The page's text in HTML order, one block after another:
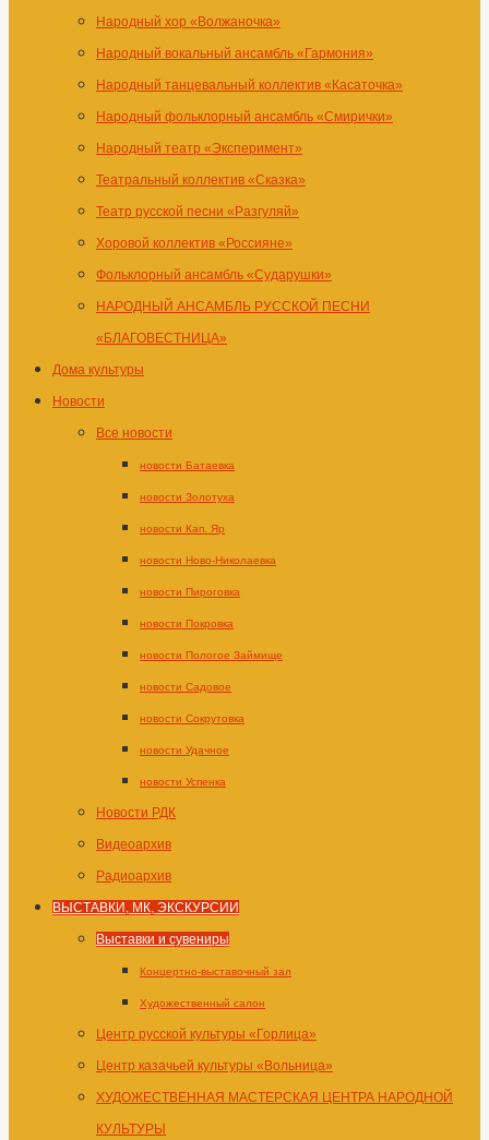
Народный хор «Волжаночка»
Народный вокальный ансамбль «Гармония»
Народный танцевальный коллектив «Касаточка»
Народный фольклорный ансамбль «Смирички»
Народный театр «Эксперимент»
Театральный коллектив «Сказка»
Театр русской песни «Разгуляй»
Хоровой коллектив «Россияне»
Фольклорный ансамбль «Сударушки»
НАРОДНЫЙ АНСАМБЛЬ РУССКОЙ ПЕСНИ
«БЛАГОВЕСТНИЦА»
Дома культуры
Новости
Все новости
новости Батаевка
новости Золотуха
новости Кап. Яр
новости Ново-Николаевка
новости Пироговка
новости Покровка
новости Пологое Займище
новости Садовое
новости Сокрутовка
новости Удачное
новости Успенка
Новости РДК
Видеоархив
Радиоархив
ВЫСТАВКИ, МК, ЭКСКУРСИИ
Выставки и сувениры
Концертно-выставочный зал
Художественный салон
Центр русской культуры «Горлица»
Центр казачьей культуры «Вольница»
ХУДОЖЕСТВЕННАЯ МАСТЕРСКАЯ ЦЕНТРА НАРОДНОЙ
КУЛЬТУРЫ